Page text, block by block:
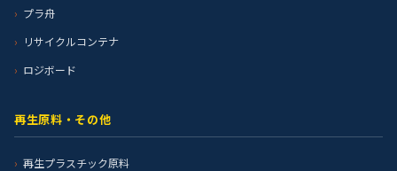
プラ舟
リサイクルコンテナ
ロジボード
再生原料・その他
再生プラスチック原料